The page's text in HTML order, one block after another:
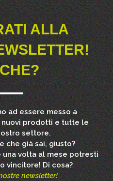
ALLA
ad essere messo a
nuovi prodotti e tutte le
settore.
che già sai, giusto?
volta al mese potresti
vincitore! Di cosa?
newsletter!